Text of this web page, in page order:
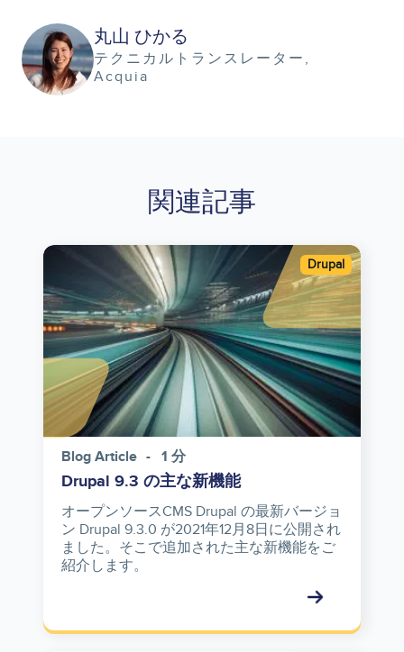
Image 丸山 ひかる
テクニカルトランスレーター
Acquia
関連記事
Image
Blog Article 1 分
Drupal 9.3 の主な新機能
オープンソースCMS Drupal の最新バージョ
ン Drupal 9.3.0 が2021年12月8日に公開され
ました。そこで追加された主な新機能をご
紹介します。
Drupal